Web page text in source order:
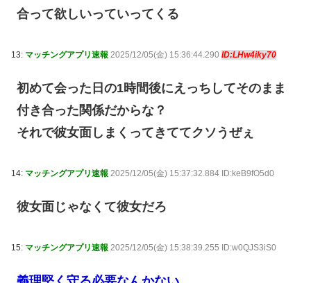
合って欲しいっていってくる
13: マッチングアプリ速報 2025/12/05(金) 15:36:44.290 ID:LHw4iky70
初めて会った日の1時間後にえっちしてそのまま
付き合った関係だからな？
それで彼女面しまくってきててクソうぜぇ
14: マッチングアプリ速報 2025/12/05(金) 15:37:32.884 ID:keB9fO5d0
彼女面じゃなくて彼女だろ
15: マッチングアプリ速報 2025/12/05(金) 15:38:39.255 ID:w0QJS3iS0